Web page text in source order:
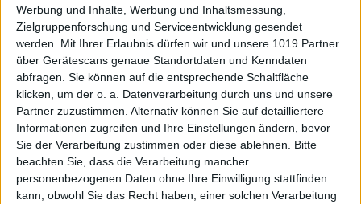
Werbung und Inhalte, Werbung und Inhaltsmessung,
Zielgruppenforschung und Serviceentwicklung gesendet
werden.
Mit Ihrer Erlaubnis dürfen wir und unsere 1019 Partner
über Gerätescans genaue Standortdaten und Kenndaten
abfragen. Sie können auf die entsprechende Schaltfläche
klicken, um der o. a. Datenverarbeitung durch uns und unsere
Partner zuzustimmen. Alternativ können Sie auf detailliertere
Informationen zugreifen und Ihre Einstellungen ändern, bevor
Sie der Verarbeitung zustimmen oder diese ablehnen.
Bitte
beachten Sie, dass die Verarbeitung mancher
personenbezogenen Daten ohne Ihre Einwilligung stattfinden
kann, obwohl Sie das Recht haben, einer solchen Verarbeitung